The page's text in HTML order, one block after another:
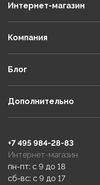
Интернет-магазин
Компания
Блог
Дополнительно
+7 495 984-28-83
Интернет-магазин
пн-пт: c 9 до 18
сб-вс: c 9 до 17